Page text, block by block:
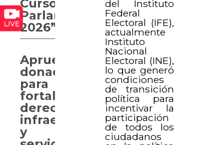
del Instituto
Federal
Electoral (IFE),
actualmente
Instituto
Nacional
Electoral (INE),
lo que generó
condiciones
de transición
política para
incentivar la
participación
de todos los
ciudadanos
Curso
Parlamentario
2026”
Aprueban
donaciones
para
fortalecer
derechos,
infraestructura
y